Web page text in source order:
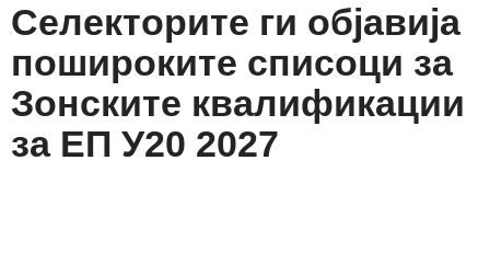
Селекторите ги објавија
пошироките списоци за
Зонските квалификации
за ЕП У20 2027